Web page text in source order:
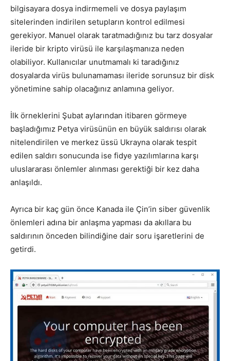
bilgisayara dosya indirmemeli ve dosya paylaşım
sitelerinden indirilen setupların kontrol edilmesi
gerekiyor. Manuel olarak taratmadığınız bu tarz dosyalar
ileride bir kripto virüsü ile karşılaşmanıza neden
olabiliyor. Kullanıcılar unutmamalı ki taradığınız
dosyalarda virüs bulunamaması ileride sorunsuz bir disk
yönetimine sahip olacağınız anlamına geliyor.
İlk örneklerini Şubat aylarından itibaren görmeye
başladığımız Petya virüsünün en büyük saldırısı olarak
nitelendirilen ve merkez üssü Ukrayna olarak tespit
edilen saldırı sonucunda ise fidye yazılımlarına karşı
uluslararası önlemler alınması gerektiği bir kez daha
anlaşıldı.
Ayrıca bir kaç gün önce Kanada ile Çin’in siber güvenlik
önlemleri adına bir anlaşma yapması da akıllara bu
saldırının önceden bilindiğine dair soru işaretlerini de
getirdi.